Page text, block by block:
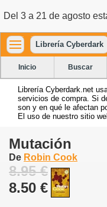
Del 3 a 21 de agosto
Librería Cyberdark
Inicio Buscar
Librería Cyberdark.net
servicios de compra. Si
son y en qué le afectan
El uso de nuestro sitio
Mutación
De Robin Cook
8.95 €
8.50 €